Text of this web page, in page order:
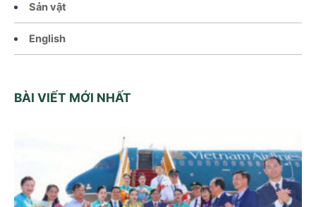
Sản vật
English
BÀI VIẾT MỚI NHẤT